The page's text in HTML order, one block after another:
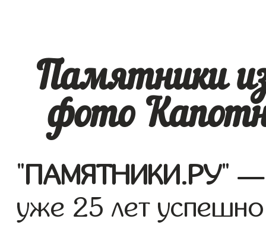
Памятники
фото
"ПАМЯТНИКИ.РУ" —
уже 25 лет